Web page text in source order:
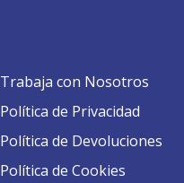
Trabaja con Nosotros
Política de Privacidad
Política de Devoluciones
Política de Cookies